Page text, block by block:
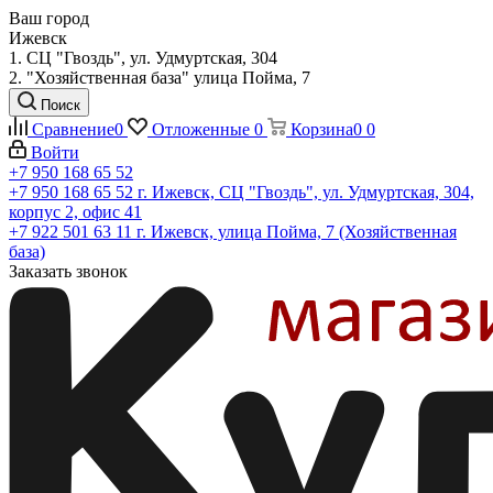
Ваш город
Ижевск
1. СЦ "Гвоздь", ул. Удмуртская, 304
2. "Хозяйственная база" улица Пойма, 7
Поиск
Сравнение0 Отложенные 0 Корзина0 0
Войти
+7 950 168 65 52
+7 950 168 65 52 г. Ижевск, СЦ "Гвоздь", ул. Удмуртская, 304,
корпус 2, офис 41
+7 922 501 63 11 г. Ижевск, улица Пойма, 7 (Хозяйственная
база)
Заказать звонок